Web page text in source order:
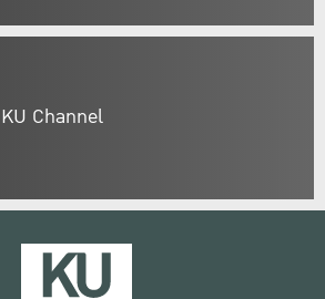
KU Channel